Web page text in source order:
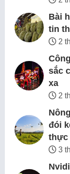
Bài
tin
2
sắc
xa
2
đói
thực
3